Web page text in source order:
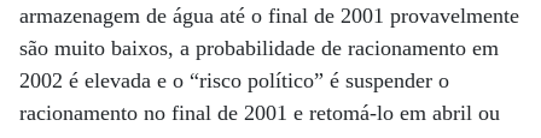
armazenagem de água até o final de 2001 provavelmente
são muito baixos, a probabilidade de racionamento em
2002 é elevada e o “risco político” é suspender o
racionamento no final de 2001 e retomá-lo em abril ou